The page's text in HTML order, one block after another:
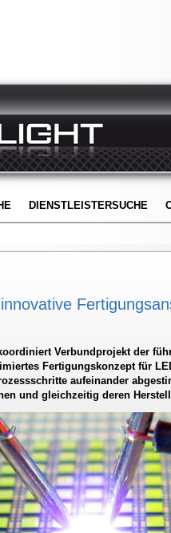
DIENSTLEISTERSUCHE
Verbundprojekt der
Fertigungskonzept für
aufeinander
und gleichzeitig deren